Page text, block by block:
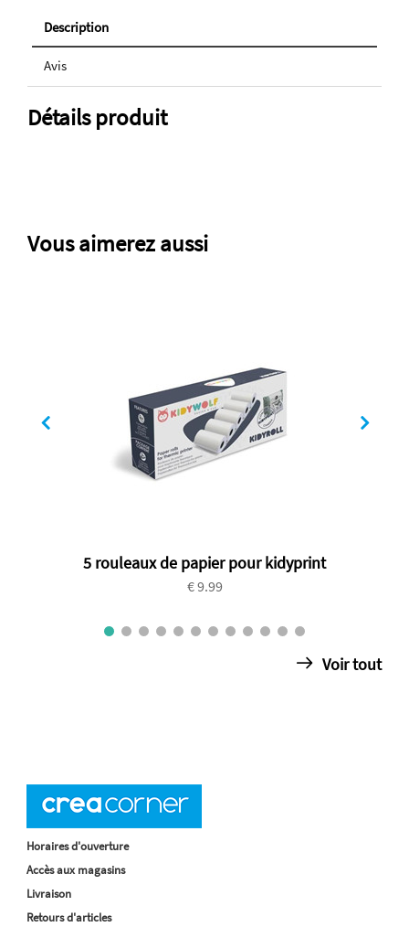
Description
Avis
Détails produit
Vous aimerez aussi
5 rouleaux de papier pour kidyprint
€ 9.99
Voir tout
Horaires d'ouverture
Accès aux magasins
Livraison
Retours d'articles